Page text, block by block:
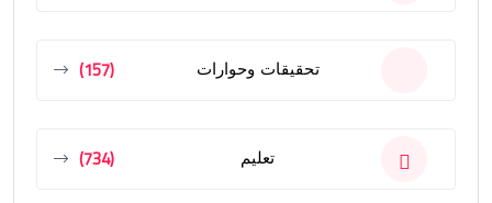
تحقيقات وحوارات (157)
تعليم (734)